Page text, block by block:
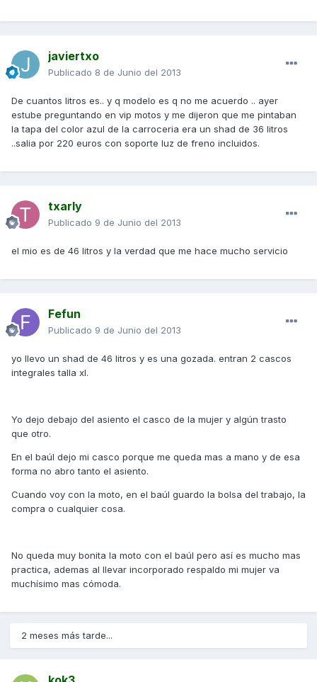
javiertxo
Publicado 8 de Junio del 2013
De cuantos litros es.. y q modelo es q no me acuerdo .. ayer
estube preguntando en vip motos y me dijeron que me pintaban
la tapa del color azul de la carroceria era un shad de 36 litros
..salia por 220 euros con soporte luz de freno incluidos.
txarly
Publicado 9 de Junio del 2013
el mio es de 46 litros y la verdad que me hace mucho servicio
Fefun
Publicado 9 de Junio del 2013
yo llevo un shad de 46 litros y es una gozada. entran 2 cascos
integrales talla xl.
Yo dejo debajo del asiento el casco de la mujer y algún trasto
que otro.
En el baúl dejo mi casco porque me queda mas a mano y de esa
forma no abro tanto el asiento.
Cuando voy con la moto, en el baúl guardo la bolsa del trabajo, la
compra o cualquier cosa.
No queda muy bonita la moto con el baúl pero así es mucho mas
practica, ademas al llevar incorporado respaldo mi mujer va
muchísimo mas cómoda.
2 meses más tarde...